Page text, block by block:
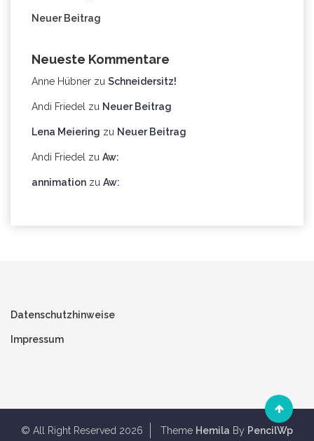
Neuer Beitrag
Neueste Kommentare
Anne Hübner zu Schneidersitz!
Andi Friedel zu Neuer Beitrag
Lena Meiering zu Neuer Beitrag
Andi Friedel zu Aw:
annimation zu Aw:
Datenschutzhinweise
Impressum
© All Right Reserved 2026 Theme Hemila By PencilWp